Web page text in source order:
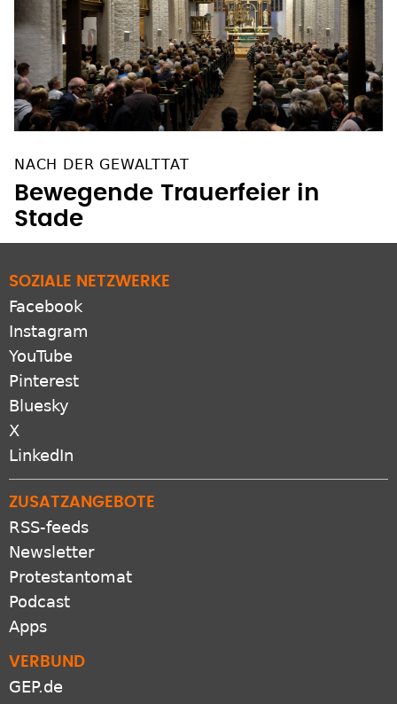
NACH DER GEWALTTAT
Bewegende Trauerfeier in
Stade
SOZIALE NETZWERKE
Facebook
Instagram
YouTube
Pinterest
Bluesky
X
LinkedIn
ZUSATZANGEBOTE
RSS-feeds
Newsletter
Protestantomat
Podcast
Apps
VERBUND
GEP.de